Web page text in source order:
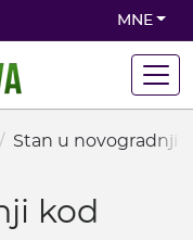
MNE
Stan u novogradnji
kod